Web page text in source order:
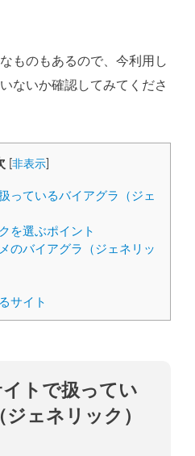
ものもあるので、今利用し
ないか確認してみてくださ
非表示
っているバイアグラ（ジェ
を選ぶポイント
のバイアグラ（ジェネリッ
サイト
イトで扱ってい
ェネリック）